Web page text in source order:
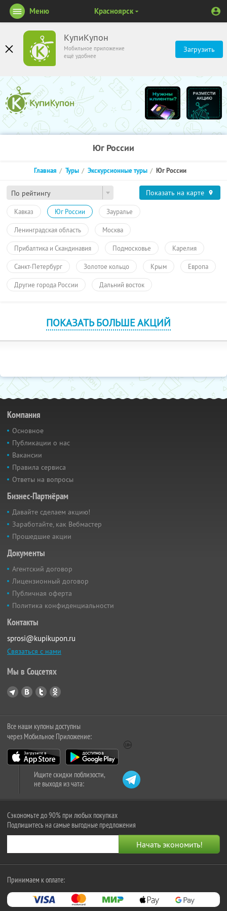
КупиКупон
Мобильное приложение
ещё удобнее
Загрузить
Меню Красноярск
Юг России
По рейтингу
Главная Туры Экскурсионные туры Юг России
Показать на карте
Кавказ Юг России Зауралье
Ленинградская область Москва
Прибалтика и Скандинавия Подмосковье Карелия
Санкт-Петербург Золотое кольцо Крым Европа
Другие города России Дальний восток
ПОКАЗАТЬ БОЛЬШЕ АКЦИЙ
Компания
Основное
Публикации о нас
Вакансии
Правила сервиса
Ответы на вопросы
Бизнес-Партнёрам
Давайте сделаем акцию!
Заработайте, как Вебмастер
Прошедшие акции
Документы
Агентский договор
Лицензионный договор
Публичная оферта
Политика конфиденциальности
Контакты
sprosi@kupikupon.ru
Связаться с нами
Мы в Соцсетях
Все наши купоны доступны
через Мобильное Приложение:
Ищите скидки поблизости,
не выходя из чата:
Сэкономьте до 90% при любых покупках
Подпишитесь на самые выгодные предложения
Принимаем к оплате: